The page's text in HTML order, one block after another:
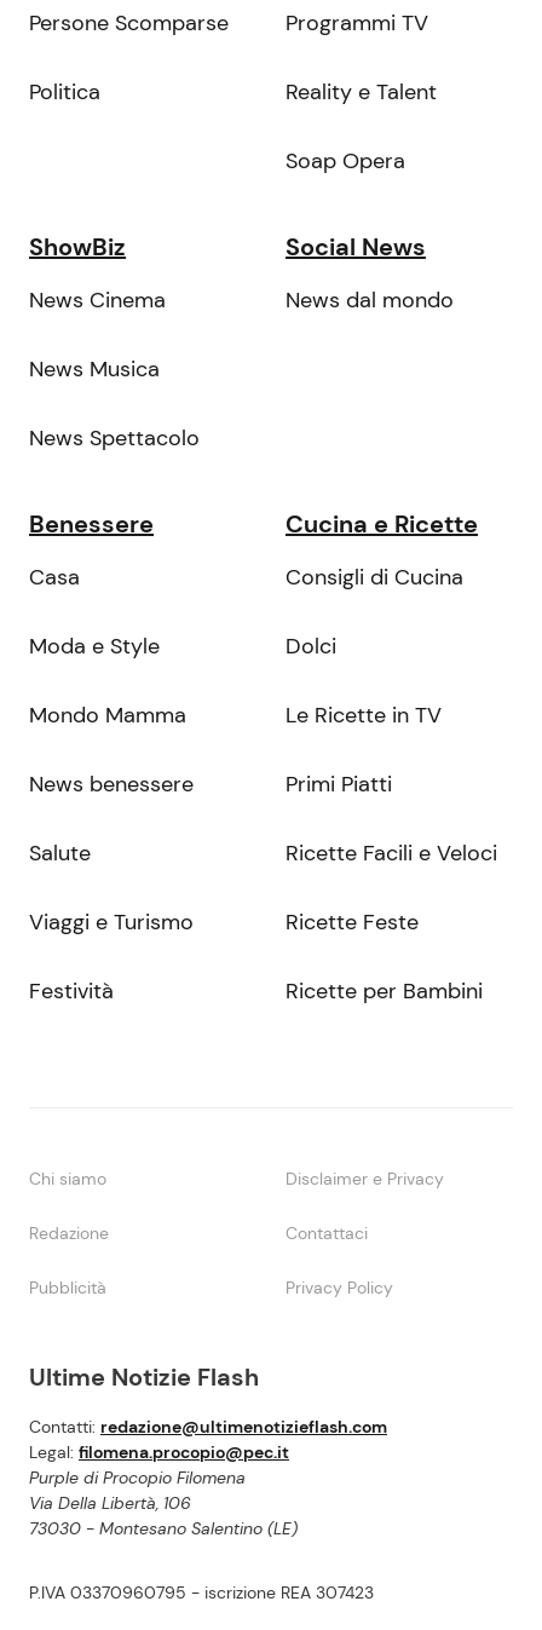
Ultime Notizie Flash
Contatti: redazione@ultimenotizieflash.com
Legal: filomena.procopio@pec.it
Purple di Procopio Filomena
Via Della Libertà, 106
73030 - Montesano Salentino (LE)
P.IVA 03370960795 - iscrizione REA 307423
Persone Scomparse
Politica
Programmi TV
Reality e Talent
Soap Opera
ShowBiz
News Cinema
News Musica
News Spettacolo
Social News
News dal mondo
Benessere
Casa
Moda e Style
Mondo Mamma
News benessere
Salute
Viaggi e Turismo
Festività
Cucina e Ricette
Consigli di Cucina
Dolci
Le Ricette in TV
Primi Piatti
Ricette Facili e Veloci
Ricette Feste
Ricette per Bambini
Chi siamo Disclaimer e Privacy
Redazione Contattaci
Pubblicità Privacy Policy